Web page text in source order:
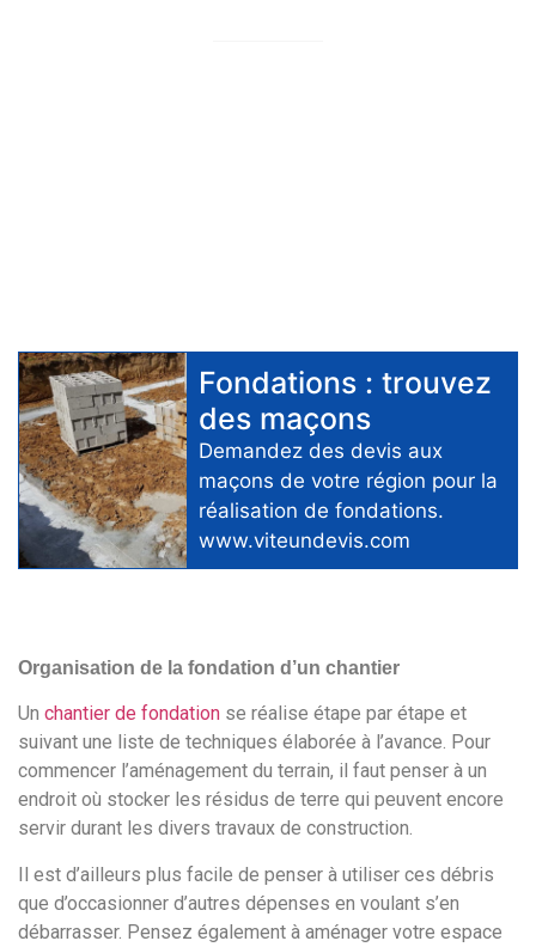
Fondations : trouvez
des maçons
Demandez des devis aux
maçons de votre région pour la
réalisation de fondations.
www.viteundevis.com
Organisation de la fondation d’un chantier
Un chantier de fondation se réalise étape par étape et
suivant une liste de techniques élaborée à l’avance. Pour
commencer l’aménagement du terrain, il faut penser à un
endroit où stocker les résidus de terre qui peuvent encore
servir durant les divers travaux de construction.
Il est d’ailleurs plus facile de penser à utiliser ces débris
que d’occasionner d’autres dépenses en voulant s’en
débarrasser. Pensez également à aménager votre espace